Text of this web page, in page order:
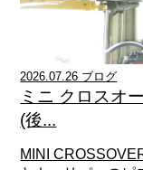
2026.07.26 ブログ
ミニ クロスオ
(後...
MINI